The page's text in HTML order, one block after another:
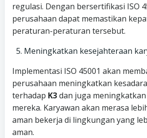
regulasi. Dengan bersertifikasi ISO
perusahaan dapat memastikan
peraturan-peraturan tersebut.
Meningkatkan kesejahteraan
Implementasi ISO 45001 akan
perusahaan meningkatkan
terhadap K3dan juga
mereka. Karyawan akan merasa
aman bekerja di lingkungan yang
aman.